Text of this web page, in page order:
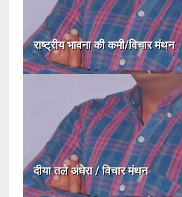
राष्ट्रीय भावना की कमी/विचार मंथन
दीया तले अंधेरा / विचार मंथन